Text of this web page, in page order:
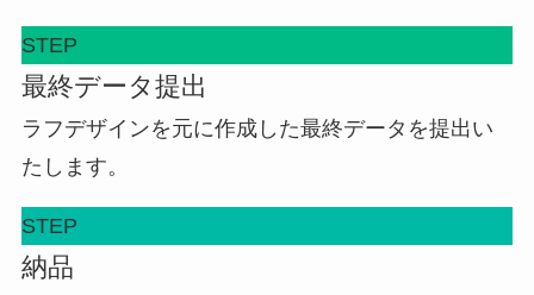
STEP
最終データ提出
ラフデザインを元に作成した最終データを提出い
たします。
STEP
納品